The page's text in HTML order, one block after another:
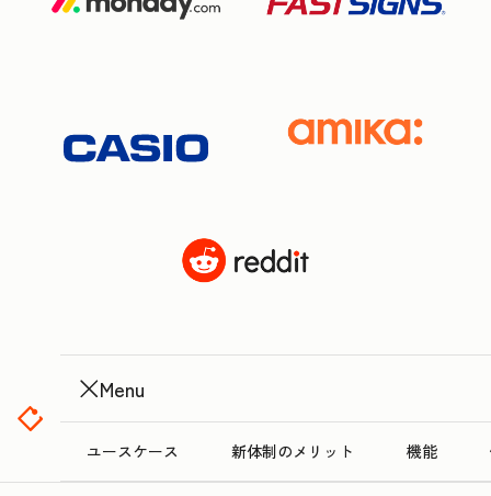
Menu
ユースケース 新体制のメリット 機能